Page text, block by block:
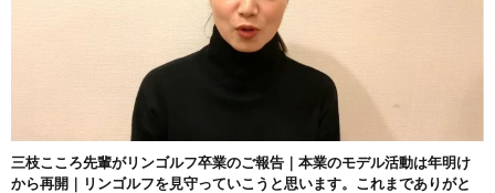
三枝こころ先輩がリンゴルフ卒業のご報告｜本業のモデル活動は年明け
から再開｜リンゴルフを見守っていこうと思います。これまでありがと